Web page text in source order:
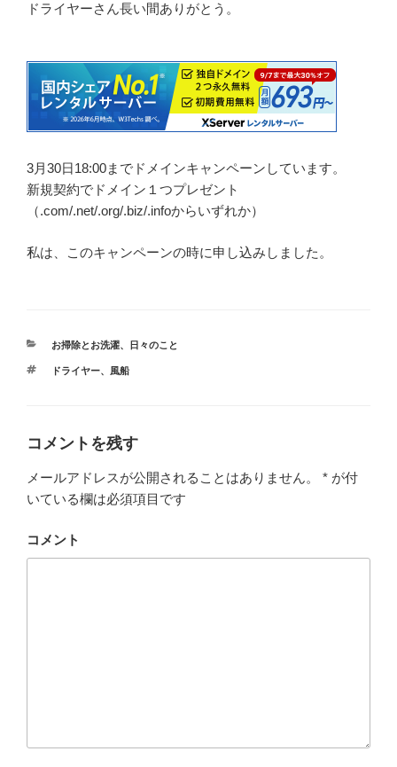
ドライヤーさん長い間ありがとう。
3月30日18:00までドメインキャンペーンしています。
新規契約でドメイン１つプレゼント
（.com/.net/.org/.biz/.infoからいずれか）
私は、このキャンペーンの時に申し込みしました。
カ
ゴ
お掃除とお洗濯、 日々のこと
タドライヤー、 風船
コメントを残す
メールアドレスが公開されることはありません。 * が付
いている欄は必須項目です
コメント